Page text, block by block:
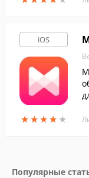
iOS
★★★★ ★
★★★★ ★
Популярные